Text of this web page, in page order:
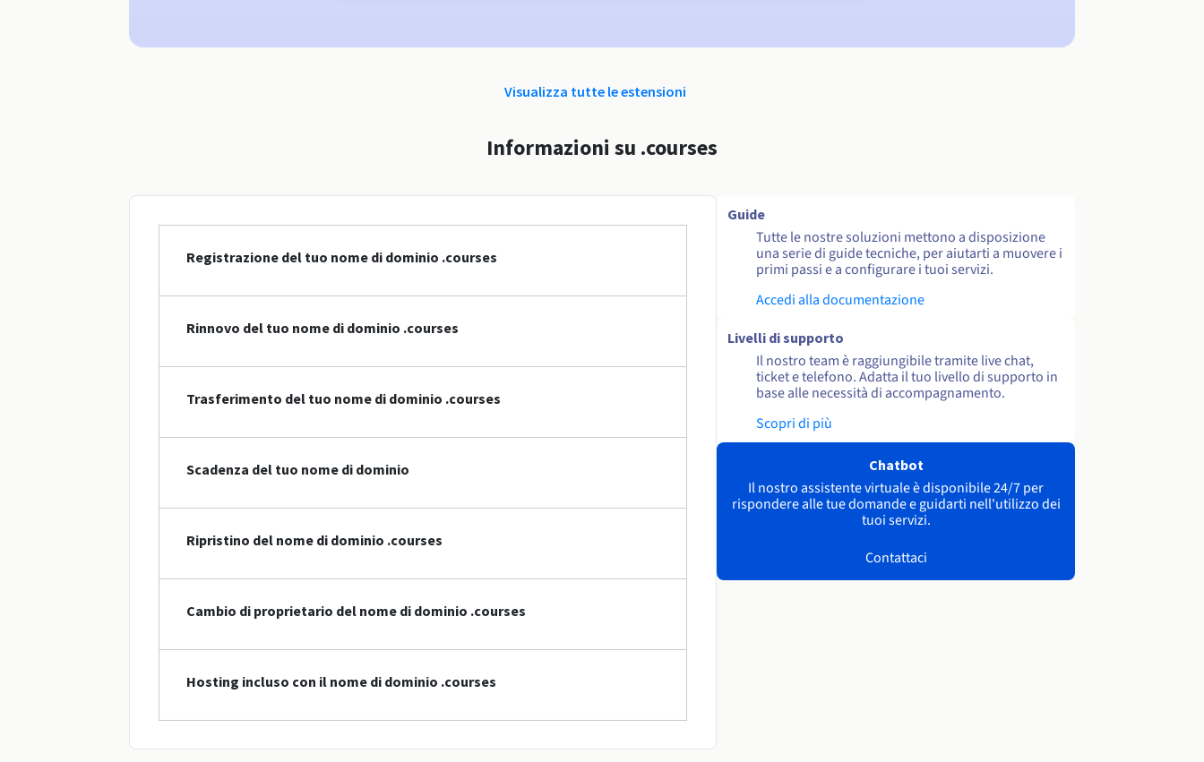
Visualizza tutte le estensioni
Informazioni su .courses
Registrazione del tuo nome di dominio .courses
Rinnovo del tuo nome di dominio .courses
Trasferimento del tuo nome di dominio .courses
Scadenza del tuo nome di dominio
Ripristino del nome di dominio .courses
Cambio di proprietario del nome di dominio .courses
Hosting incluso con il nome di dominio .courses
Guide
Tutte le nostre soluzioni mettono a disposizione
una serie di guide tecniche, per aiutarti a muovere i
primi passi e a configurare i tuoi servizi.
Accedi alla documentazione
Livelli di supporto
Il nostro team è raggiungibile tramite live chat,
ticket e telefono. Adatta il tuo livello di supporto in
base alle necessità di accompagnamento.
Scopri di più
Chatbot
Il nostro assistente virtuale è disponibile 24/7 per
rispondere alle tue domande e guidarti nell'utilizzo dei
tuoi servizi.
Contattaci